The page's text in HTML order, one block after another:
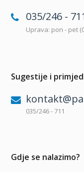
035/246 -
Uprava: pon - pet
Sugestije i
035/246 - 711
Gdje se nalazimo?